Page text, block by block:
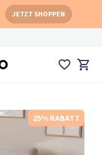
JETZT SHOPPEN
25% RABATT